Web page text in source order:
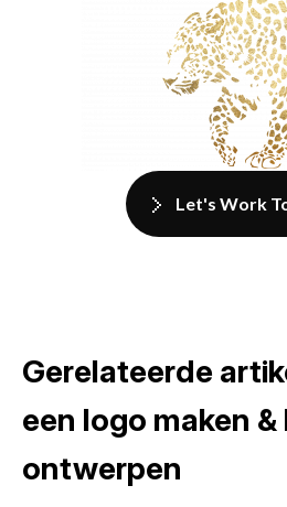
Let's Work
Gerelateerde
een logo maken
ontwerpen